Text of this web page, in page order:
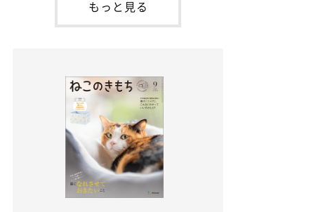
本名：ドミトリー・ドンスコイ）。ドンち
ゃんは、保護猫でした。ドンちゃんが見つ
かったのは、飼い主さんの姉の勤め先の敷
もっと見る